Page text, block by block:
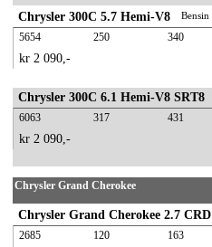
Chrysler 300C 5.7 Hemi-V8 Bensin
5654 250 340
kr 2 090,-
Chrysler 300C 6.1 Hemi-V8 SRT8
6063 317 431
kr 2 090,-
Chrysler Grand Cherokee
Chrysler Grand Cherokee 2.7 CRD
2685 120 163